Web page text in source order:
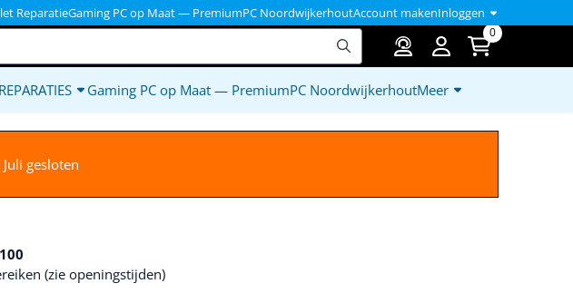
ReparatieGaming PC op Maat — PremiumPC NoordwijkerhoutAccount makenInloggen
0
REPARATIES Gaming PC op Maat — PremiumPC NoordwijkerhoutMeer
gesloten
(zie openingstijden)